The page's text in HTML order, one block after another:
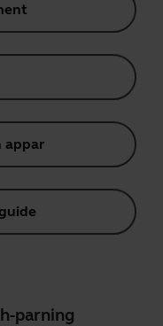
appar
parning